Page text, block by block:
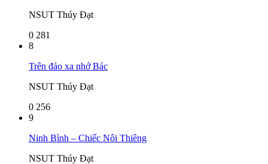
NSUT Thúy Đạt
0 281
8
Trên đảo xa nhớ Bác
NSUT Thúy Đạt
0 256
9
Ninh Bình – Chiếc Nôi Thiêng
NSUT Thúy Đạt